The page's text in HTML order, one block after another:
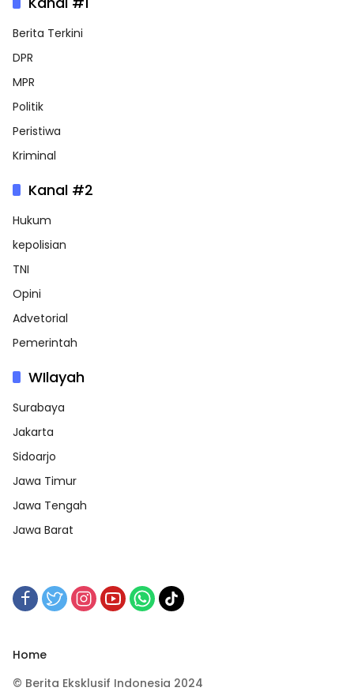
Berita Terkini
DPR
MPR
Politik
Peristiwa
Kriminal
Kanal #2
Hukum
kepolisian
TNI
Opini
Advetorial
Pemerintah
WIlayah
Surabaya
Jakarta
Sidoarjo
Jawa Timur
Jawa Tengah
Jawa Barat
Home
© Berita Eksklusif Indonesia 2024